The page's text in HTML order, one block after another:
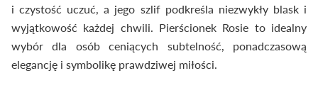
i czystość uczuć, a jego szlif podkreśla niezwykły blask i
wyjątkowość każdej chwili. Pierścionek Rosie to idealny
wybór dla osób ceniących subtelność, ponadczasową
elegancję i symbolikę prawdziwej miłości.